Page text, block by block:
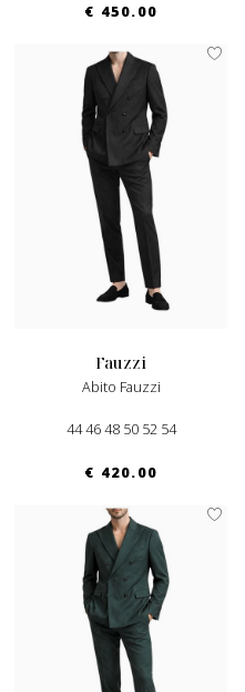
€ 450.00
fauzzi
Abito Fauzzi
44 46 48 50 52 54
€ 420.00